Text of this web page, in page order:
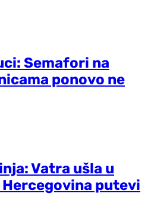
Semafori na
ponovo ne
Vatra ušla u
putevi